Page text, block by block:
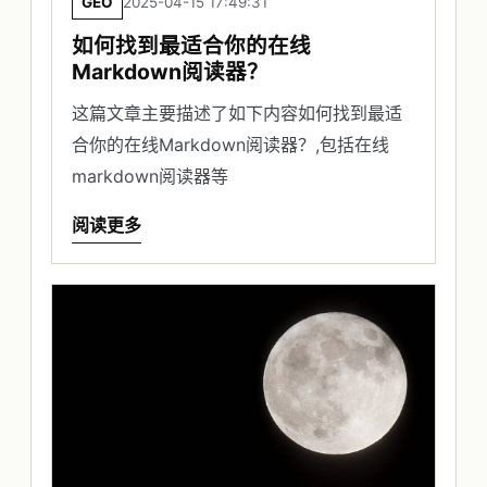
如何找到最适合你的在线
Markdown阅读器？
这篇文章主要描述了如下内容如何找到最适
合你的在线Markdown阅读器？,包括在线
markdown阅读器等
阅读更多